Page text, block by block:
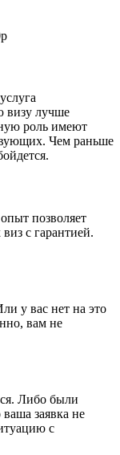
визу лучше
роль имеют
Чем раньше
позволяет
с гарантией.
у вас нет на это
вам не
Либо были
заявка не
с